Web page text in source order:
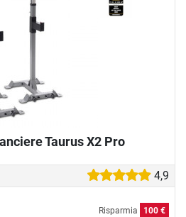
Taurus X2 Pro
4,9
Risparmia 100 €